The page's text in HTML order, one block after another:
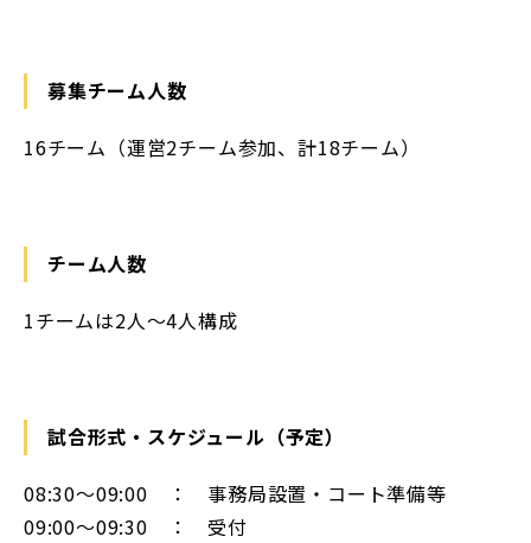
募集チーム人数
16チーム（運営2チーム参加、計18チーム）
チーム人数
1チームは2人～4人構成
試合形式・スケジュール（予定）
08:30～09:00 ： 事務局設置・コート準備等
09:00～09:30 ： 受付